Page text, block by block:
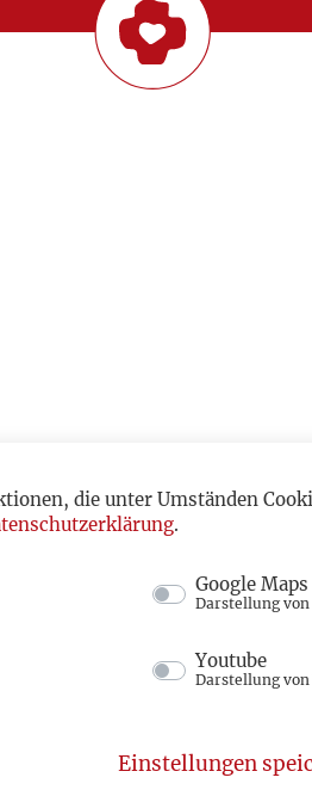
die unter Umständen
.
Google Maps
Darstellung
Youtube
Darstellung
Einstellungen